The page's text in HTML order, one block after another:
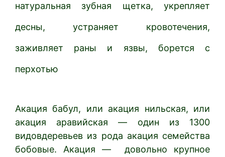
натуральная зубная щетка, укрепляет
десны, устраняет кровотечения,
заживляет раны и язвы, борется с
перхотью
Акация бабул, или акация нильская, или
акация аравийская — один из 1300
видовдеревьев из рода акация семейства
бобовые. Акация — довольно крупное